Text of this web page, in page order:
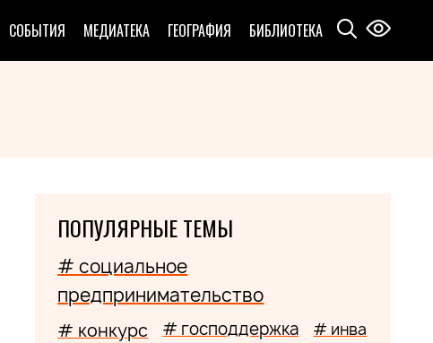
СОБЫТИЯ МЕДИАТЕКА ГЕОГРАФИЯ БИБЛИОТЕКА
ПОПУЛЯРНЫЕ ТЕМЫ
# социальное
предпринимательство
# конкурс # господдержка # инва